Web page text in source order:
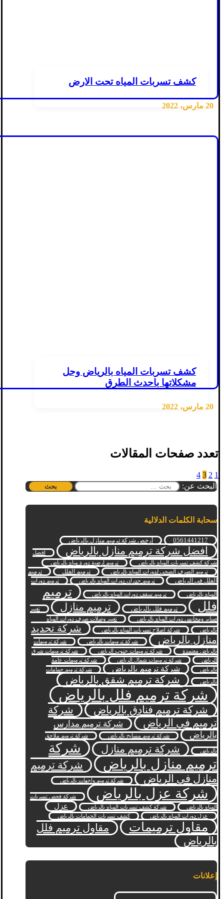
كشف تسربات المياه تحت الارض
20 مارس، 2022
كشف تسربات المياه بالرياض وحل
مشكلاتها باحدث الطرق
20 مارس، 2022
تعدد صفحات المقالات
1
2
3
4
البحث عن:
سحابة الكلمات الدلالية
0561441217 أرخص شركة ترميم منازل بالرياض
افضل شركة ترميم منازل بالرياض
افضل
شركة كشف تسربات المياه بالرياض
ترميم ارضية دورة مياه بالرياض
ترميم الصرف الصحي لدورات المياه بالرياض
ترميم الفلل
ترميم
الفلل في الرياض
ترميم جدران دورات المياه بالرياض ترميم دورات
المياه بالرياض ترميم سقف دورات المياه بالرياض
ترميم
فلل
ترميم فلل بالرياض ترميم منازل
تغيير
صنابر ومحابس دورات المياه بالرياض
تغيير وصلات صرف دورات المياه
بالرياض
شركة اصلاح تسربات المياه بالرياض
شركة تجديد
منازل بالرياض
شركة ترميمات بالرياض
شركة ترميمات
بالرياض معتمدة
شركة ترميمات جنوب الرياض
شركة ترميمات شرق
الرياض
شركة ترميمات شمال الرياض
شركة ترميمات عامة
بالرياض
شركة ترميم بالرياض شركة ترميم حمامات
بالرياض شركة ترميم شقق بالرياض
شركة ترميم فلل بالرياض
شركة ترميم فنادق بالرياض
شركة
ترميم في الرياض
شركة ترميم مدارس
بالرياض
شركة ترميم مسابح بالرياض شركة ترميم ملاحق
بالرياض شركة ترميم منازل
شركة
ترميم منازل بالرياض
شركة ترميم
منازل في الرياض
شركة ترميم واجهات بالرياض
شركة عزل بالرياض
شركة فحص تسربات
المياه بالرياض
شركة كشف تسربات المياه بالرياض عزل
عزل دورات المياه بالرياض كشف تسربات الحمامات بالرياض
مقاول ترميمات
مقاول ترميم فلل
بالرياض
إعلانات